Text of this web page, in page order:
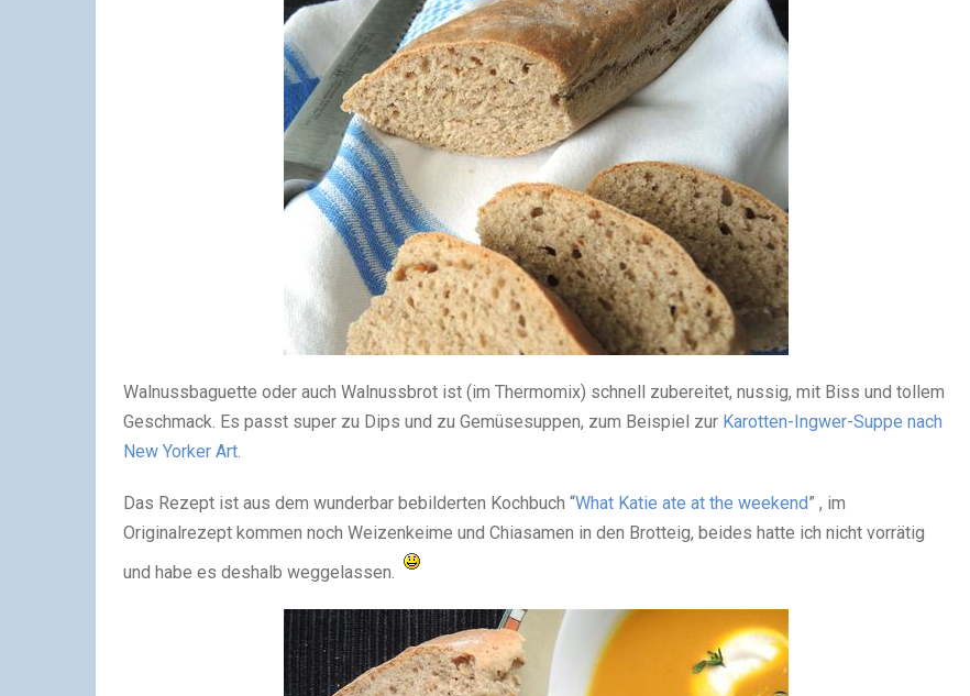
Walnussbaguette oder auch Walnussbrot ist (im Thermomix) schnell zubereitet, nussig, mit Biss und tollem
Geschmack. Es passt super zu Dips und zu Gemüsesuppen, zum Beispiel zur Karotten-Ingwer-Suppe nach
New Yorker Art.
Das Rezept ist aus dem wunderbar bebilderten Kochbuch “What Katie ate at the weekend” , im
Originalrezept kommen noch Weizenkeime und Chiasamen in den Brotteig, beides hatte ich nicht vorrätig
und habe es deshalb weggelassen.